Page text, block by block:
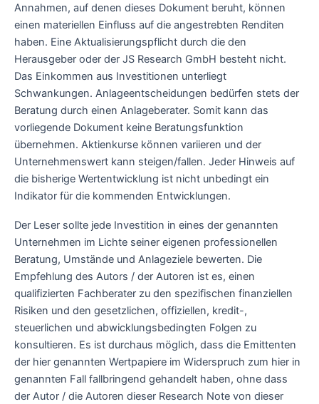
Annahmen, auf denen dieses Dokument beruht, können
einen materiellen Einfluss auf die angestrebten Renditen
haben. Eine Aktualisierungspflicht durch die den
Herausgeber oder der JS Research GmbH besteht nicht.
Das Einkommen aus Investitionen unterliegt
Schwankungen. Anlageentscheidungen bedürfen stets der
Beratung durch einen Anlageberater. Somit kann das
vorliegende Dokument keine Beratungsfunktion
übernehmen. Aktienkurse können variieren und der
Unternehmenswert kann steigen/fallen. Jeder Hinweis auf
die bisherige Wertentwicklung ist nicht unbedingt ein
Indikator für die kommenden Entwicklungen.
Der Leser sollte jede Investition in eines der genannten
Unternehmen im Lichte seiner eigenen professionellen
Beratung, Umstände und Anlageziele bewerten. Die
Empfehlung des Autors / der Autoren ist es, einen
qualifizierten Fachberater zu den spezifischen finanziellen
Risiken und den gesetzlichen, offiziellen, kredit-,
steuerlichen und abwicklungsbedingten Folgen zu
konsultieren. Es ist durchaus möglich, dass die Emittenten
der hier genannten Wertpapiere im Widerspruch zum hier in
genannten Fall fallbringend gehandelt haben, ohne dass
der Autor / die Autoren dieser Research Note von dieser